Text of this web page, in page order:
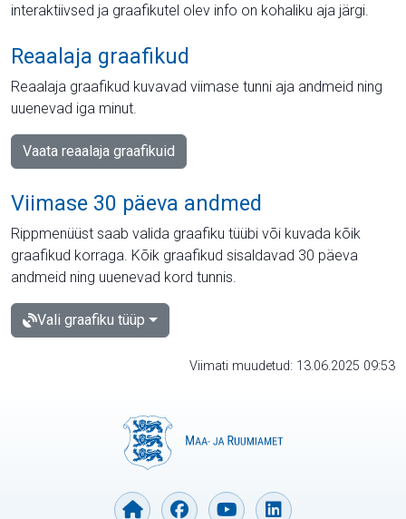
interaktiivsed ja graafikutel olev info on kohaliku aja järgi.
Reaalaja graafikud
Reaalaja graafikud kuvavad viimase tunni aja andmeid ning
uuenevad iga minut.
Vaata reaalaja graafikuid
Viimase 30 päeva andmed
Rippmenüüst saab valida graafiku tüübi või kuvada kõik
graafikud korraga. Kõik graafikud sisaldavad 30 päeva
andmeid ning uuenevad kord tunnis.
Vali graafiku tüüp
Viimati muudetud: 13.06.2025 09:53